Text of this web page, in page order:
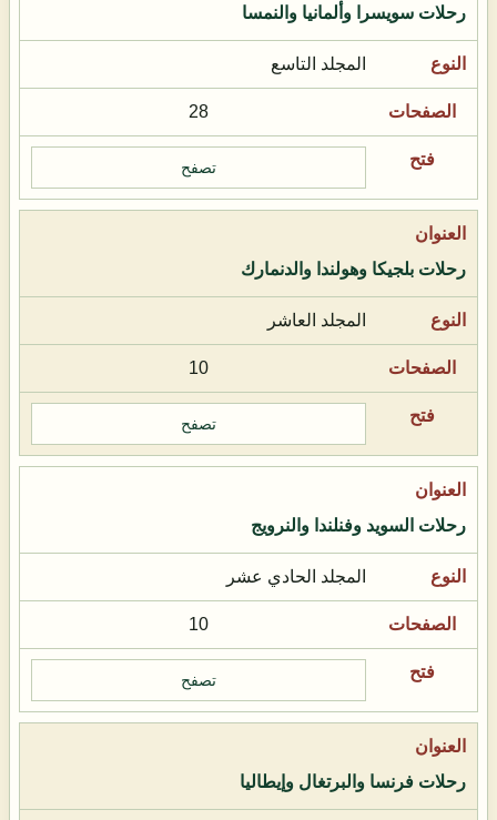
رحلات سويسرا وألمانيا والنمسا
المجلد التاسع
28
تصفح
رحلات بلجيكا وهولندا والدنمارك
المجلد العاشر
10
تصفح
رحلات السويد وفنلندا والنرويج
المجلد الحادي عشر
10
تصفح
رحلات فرنسا والبرتغال وإيطاليا